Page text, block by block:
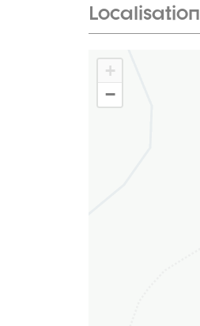
Localisation
+
−